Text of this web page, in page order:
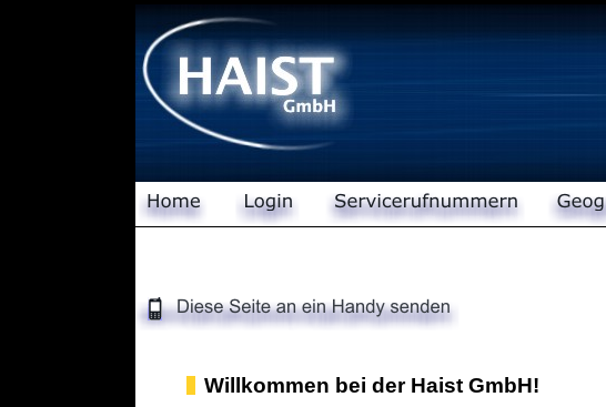
Willkommen bei der Haist GmbH!